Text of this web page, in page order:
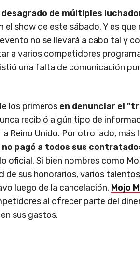
desagrado de múltiples
el show de este sábado. Y es
no se llevará a cabo tal y
a varios competidores
una falta de comunicación
los primeros en denunciar el
recibió algún tipo de
Reino Unido. Por otro lado, más
no pagó a todos sus
oficial. Si bien nombres como
de sus honorarios, varios
luego de la cancelación. Mojo
al ofrecer parte del
sus gastos.